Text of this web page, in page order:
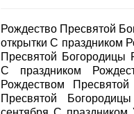
Рождество Пресвятой
открытки С праздником
Пресвятой Богородицы
С праздником
Рождеством
Пресвятой